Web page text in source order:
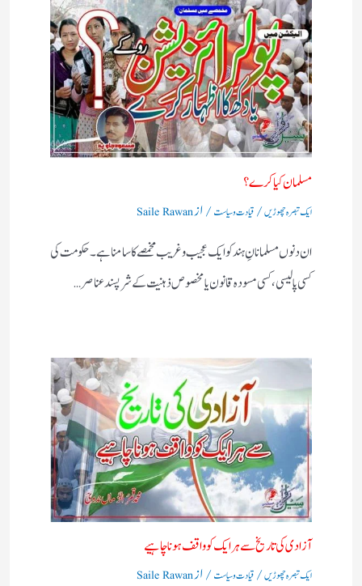
مسلمان کیا کرے؟
ایک تبصرہ چھوڑیں/ قیادت وسیاست/ ازSaile Rawan
ان دنوں مسلمانانِ ہند کو ایک عجیب وغریب مخمصے کا سامنا ہے۔ حکومت کی
کسی پالیسی، کسی مسودہ قانون یا مخصوص ذہنیت کے شرپسند عناصر…
آزادی کی تاریخ سے ہر ایک کو واقف ہونا چاہیے
ایک تبصرہ چھوڑیں/ قیادت وسیاست/ ازSaile Rawan